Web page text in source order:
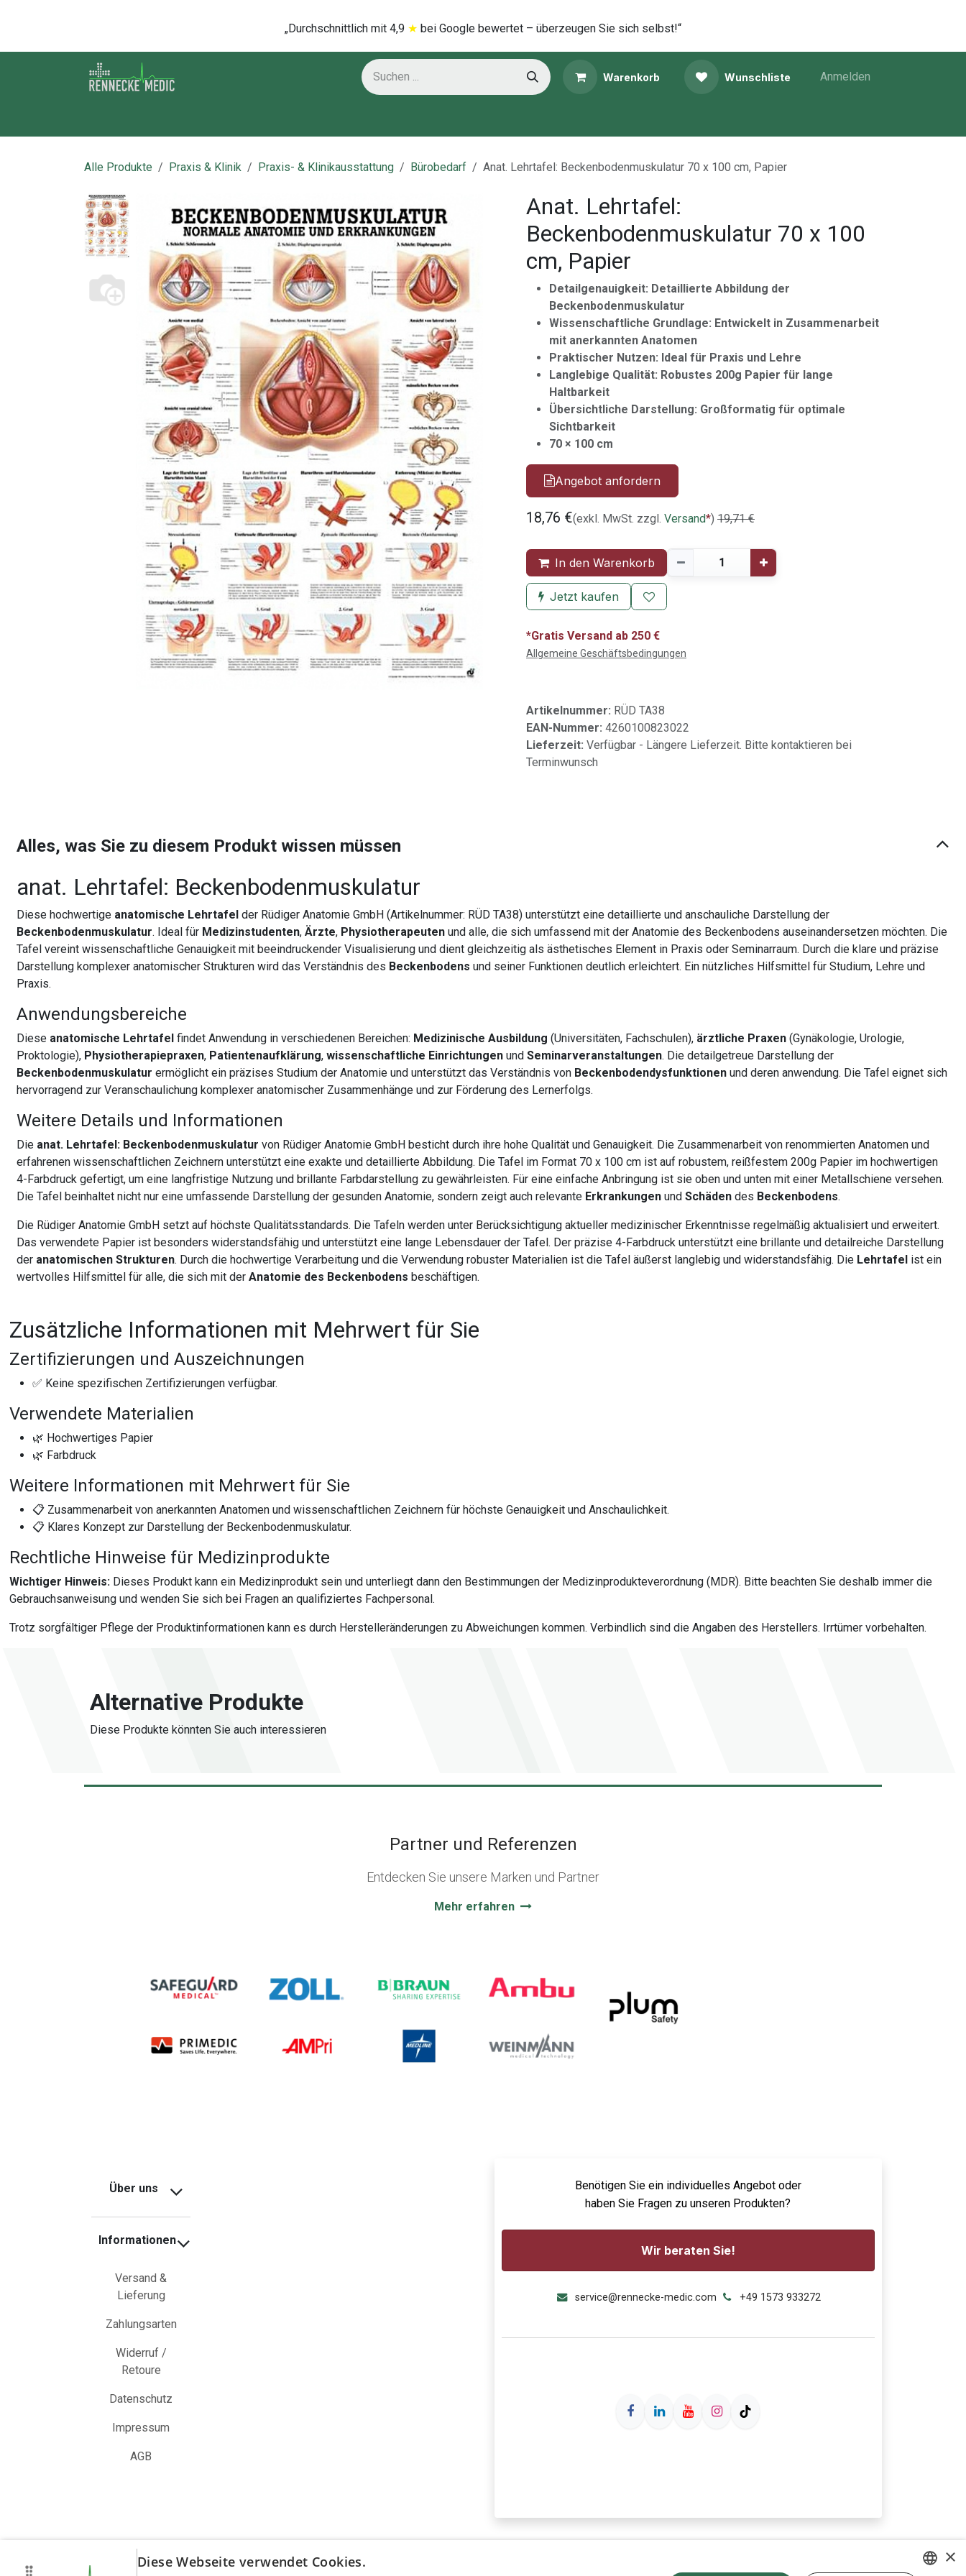
„Durchschnittlich mi​t 4,9 ★ bei Google bewertet – überzeugen Sie sich selbst!“
Warenkorb Wunschliste Anmelden
Alle Produkte Praxis & Klinik Praxis- & Klinikausstattung Bürobedarf Anat. Lehrtafel: Beckenbodenmuskulatur 70 x 100 cm, Papier
Anat. Lehrtafel:
Beckenbodenmuskulatur 70 x 100
cm, Papier
Detailgenauigkeit: Detaillierte Abbildung der
Beckenbodenmuskulatur
Wissenschaftliche Grundlage: Entwickelt in Zusammenarbeit
mit anerkannten Anatomen
Praktischer Nutzen: Ideal für Praxis und Lehre
Langlebige Qualität: Robustes 200g Papier für lange
Haltbarkeit
Übersichtliche Darstellung: Großformatig für optimale
Sichtbarkeit
70 × 100 cm
Angebot anfordern
18,76 €(exkl. MwSt. zzgl. Versand*) 19,71€
In den Warenkorb
Jetzt kaufen
*Gratis Versand ab 250 €
Allgemeine Geschäftsbedingungen
Artikelnummer: RÜD TA38
EAN-Nummer: 4260100823022
Lieferzeit: Verfügbar - Längere Lieferzeit. Bitte kontaktieren bei
Terminwunsch
Alles, was Sie zu diesem Produkt wissen müssen
anat. Lehrtafel: Beckenbodenmuskulatur
Diese hochwertige anatomische Lehrtafel der Rüdiger Anatomie GmbH (Artikelnummer: RÜD TA38) unterstützt eine detaillierte und anschauliche Darstellung der
Beckenbodenmuskulatur. Ideal für Medizinstudenten,Ärzte, Physiotherapeuten und alle, die sich umfassend mit der Anatomie des Beckenbodens auseinandersetzen möchten. Die
Tafel vereint wissenschaftliche Genauigkeit mit beeindruckender Visualisierung und dient gleichzeitig als ästhetisches Element in Praxis oder Seminarraum. Durch die klare und präzise
Darstellung komplexer anatomischer Strukturen wird das Verständnis des Beckenbodens und seiner Funktionen deutlich erleichtert. Ein nützliches Hilfsmittel für Studium, Lehre und
Praxis.
Anwendungsbereiche
Diese anatomische Lehrtafel findet Anwendung in verschiedenen Bereichen: Medizinische Ausbildung (Universitäten, Fachschulen), ärztliche Praxen (Gynäkologie, Urologie,
Proktologie), Physiotherapiepraxen, Patientenaufklärung,wissenschaftliche Einrichtungen undSeminarveranstaltungen. Die detailgetreue Darstellung der
Beckenbodenmuskulatur ermöglicht ein präzises Studium der Anatomie und unterstützt das Verständnis von Beckenbodendysfunktionen und deren anwendung. Die Tafel eignet sich
hervorragend zur Veranschaulichung komplexer anatomischer Zusammenhänge und zur Förderung des Lernerfolgs.
Weitere Details und Informationen
Die anat. Lehrtafel: Beckenbodenmuskulatur von Rüdiger Anatomie GmbH besticht durch ihre hohe Qualität und Genauigkeit. Die Zusammenarbeit von renommierten Anatomen und
erfahrenen wissenschaftlichen Zeichnern unterstützt eine exakte und detaillierte Abbildung. Die Tafel im Format 70 x 100 cm ist auf robustem, reißfestem 200g Papier im hochwertigen
4-Farbdruck gefertigt, um eine langfristige Nutzung und brillante Farbdarstellung zu gewährleisten. Für eine einfache Anbringung ist sie oben und unten mit einer Metallschiene versehen.
Die Tafel beinhaltet nicht nur eine umfassende Darstellung der gesunden Anatomie, sondern zeigt auch relevante Erkrankungen undSchäden des Beckenbodens.
Die Rüdiger Anatomie GmbH setzt auf höchste Qualitätsstandards. Die Tafeln werden unter Berücksichtigung aktueller medizinischer Erkenntnisse regelmäßig aktualisiert und erweitert.
Das verwendete Papier ist besonders widerstandsfähig und unterstützt eine lange Lebensdauer der Tafel. Der präzise 4-Farbdruck unterstützt eine brillante und detailreiche Darstellung
der anatomischen Strukturen. Durch die hochwertige Verarbeitung und die Verwendung robuster Materialien ist die Tafel äußerst langlebig und widerstandsfähig. Die Lehrtafel ist ein
wertvolles Hilfsmittel für alle, die sich mit derAnatomie des Beckenbodens beschäftigen.
Zusätzliche Informationen mit Mehrwert für Sie
Zertifizierungen und Auszeichnungen
✅ Keine spezifischen Zertifizierungen verfügbar.
Verwendete Materialien
🌿 Hochwertiges Papier
🌿 Farbdruck
Weitere Informationen mit Mehrwert für Sie
📋 Zusammenarbeit von anerkannten Anatomen und wissenschaftlichen Zeichnern für höchste Genauigkeit und Anschaulichkeit.
📋 Klares Konzept zur Darstellung der Beckenbodenmuskulatur.
Rechtliche Hinweise für Medizinprodukte
Wichtiger Hinweis: Dieses Produkt kann ein Medizinprodukt sein und unterliegt dann den Bestimmungen der Medizinprodukteverordnung (MDR). Bitte beachten Sie deshalb immer die
Gebrauchsanweisung und wenden Sie sich bei Fragen an qualifiziertes Fachpersonal.
Trotz sorgfältiger Pflege der Produktinformationen kann es durch Herstelleränderungen zu Abweichungen kommen. Verbindlich sind die Angaben des Herstellers. Irrtümer vorbehalten.
Alternative Produkte
Diese Produkte könnten Sie auch interessieren
Partner und Referenzen
Entdecken Sie unsere Marken und Partner
Mehr erfahren
Über uns
Informationen
Versand &
Lieferung
Zahlungsarten
Widerruf /
Retoure
Datenschutz
Impressum
AGB
Benötigen Sie ein individuelles Angebot oder
haben Sie Fragen zu unseren Produkten?
Wir beraten Sie!
service@rennecke-medic.com +49 1573 933272
×
Diese Webseite verwendet Cookies.